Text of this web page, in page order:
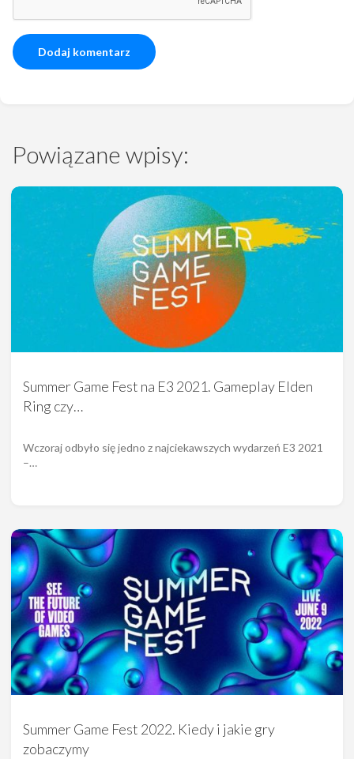
Powiązane wpisy:
Summer Game Fest na E3 2021. Gameplay Elden
Ring czy…
Wczoraj odbyło się jedno z najciekawszych wydarzeń E3 2021
–…
Summer Game Fest 2022. Kiedy i jakie gry
zobaczymy